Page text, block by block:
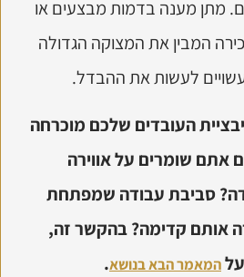
מתן מענה בדמות מבצעים או
המבין את המצוקה הגדולה
לעשות את ההבדל.
העובדים שלכם מוכרחה
אתם שומרים על אווירה
סביבת עבודה שמפתחת
אותם קדימה? בהקשר זה,
המאמר הבא בנושא.